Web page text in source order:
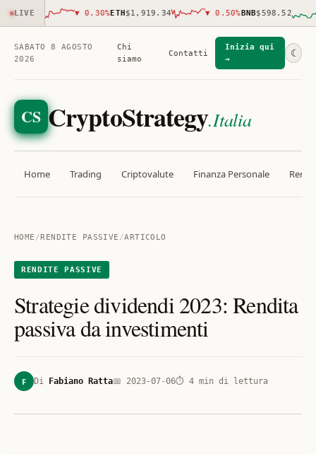
LIVE ▼ 0.30%ETH$1,919.34 ▼ 0.50%BNB$598.52
SABATO 8 AGOSTO
2026
Chi
siamo
Contatti
Inizia qui
→
☾
CS CryptoStrategy.Italia
Home Trading Criptovalute Finanza Personale
HOME /RENDITE PASSIVE /ARTICOLO
RENDITE PASSIVE
Strategie dividendi 2023: Rendita
passiva da investimenti
F Di Fabiano Ratta📅 2023-07-06⏱ 4 min di lettura